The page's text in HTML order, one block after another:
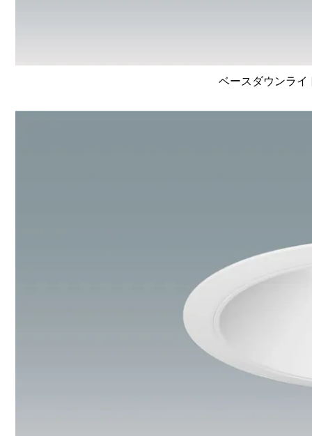
ベースダウンライ